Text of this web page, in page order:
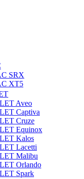
SRX
XT5
Aveo
Captiva
Cruze
Equinox
Kalos
Lacetti
Malibu
Orlando
Spark